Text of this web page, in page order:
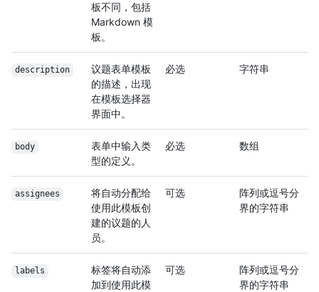
板不同，包括
Markdown 模
板。
description
议题表单模板
的描述，出现
在模板选择器
界面中。
必选 字符串
body
表单中输入类
型的定义。
必选 数组
assignees
将自动分配给
使用此模板创
建的议题的人
员。
可选
阵列或逗号分
界的字符串
labels
标签将自动添
加到使用此模
可选
阵列或逗号分
界的字符串